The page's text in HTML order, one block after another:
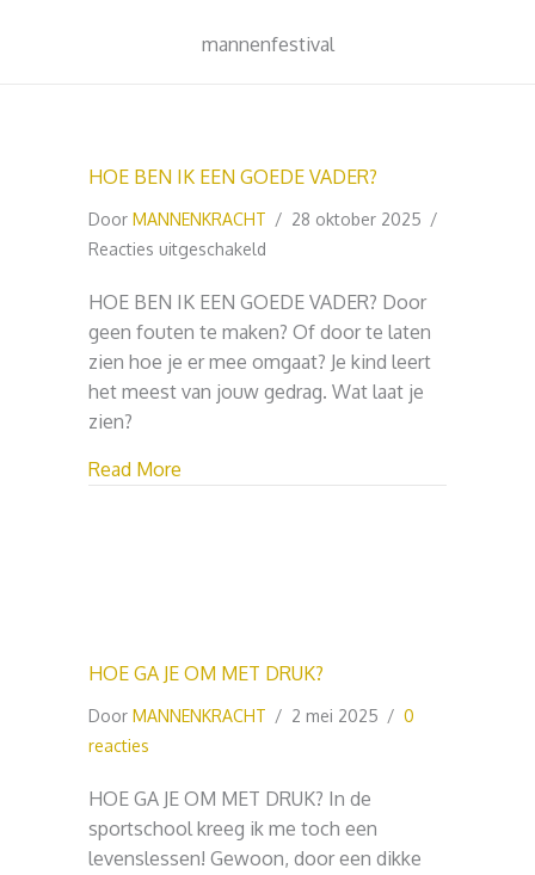
mannenfestival
HOE BEN IK EEN GOEDE VADER?
Door MANNENKRACHT / 28 oktober 2025 /
Reacties uitgeschakeld
BEN
IK
EEN
GOEDE
HOE BEN IK EEN GOEDE VADER? Door
geen fouten te maken? Of door te laten
zien hoe je er mee omgaat? Je kind leert
het meest van jouw gedrag. Wat laat je
zien?
Read More
HOE GA JE OM MET DRUK?
Door MANNENKRACHT / 2 mei 2025 / 0
reacties
HOE GA JE OM MET DRUK? In de
sportschool kreeg ik me toch een
levenslessen! Gewoon, door een dikke